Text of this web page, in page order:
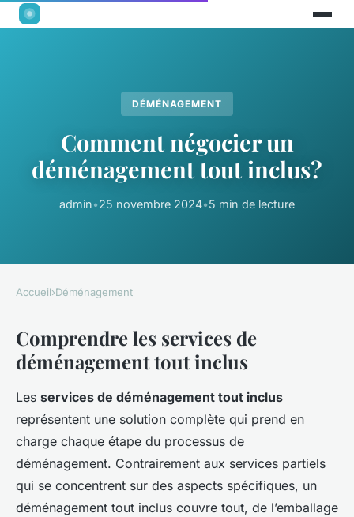
DÉMÉNAGEMENT
Comment négocier un
déménagement tout inclus?
admin•25 novembre 2024•5 min de lecture
Accueil›Déménagement
Comprendre les services de
déménagement tout inclus
Les services de déménagement tout inclus
représentent une solution complète qui prend en
charge chaque étape du processus de
déménagement. Contrairement aux services partiels
qui se concentrent sur des aspects spécifiques, un
déménagement tout inclus couvre tout, de l’emballage